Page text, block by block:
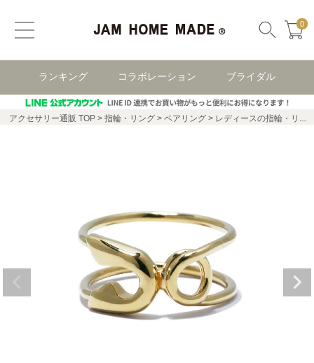
0
ランキング コラボレーション ブライダル
アクセサリー通販 TOP 指輪・リング ペアリング レディースの指輪・リング